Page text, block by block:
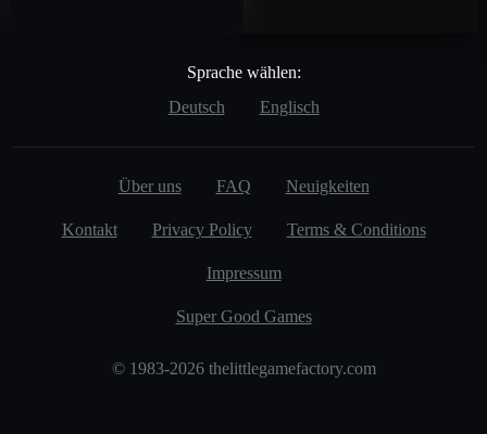
Sprache wählen:
Deutsch
Englisch
Über uns FAQ Neuigkeiten
Kontakt Privacy Policy Terms & Conditions
Impressum
Super Good Games
© 1983-2026 thelittlegamefactory.com